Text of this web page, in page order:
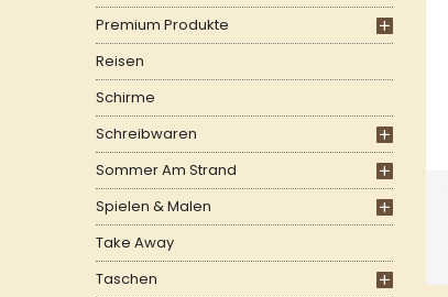
Premium Produkte
Reisen
Schirme
Schreibwaren
Sommer Am Strand
Spielen & Malen
Take Away
Taschen